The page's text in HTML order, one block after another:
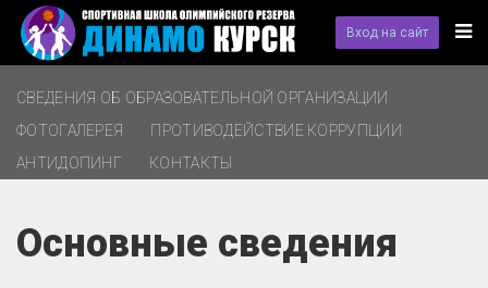
Вход на сайт
СВЕДЕНИЯ ОБ ОБРАЗОВАТЕЛЬНОЙ ОРГАНИЗАЦИИ
ФОТОГАЛЕРЕЯ
ПРОТИВОДЕЙСТВИЕ КОРРУПЦИИ
АНТИДОПИНГ
КОНТАКТЫ
Основные сведения